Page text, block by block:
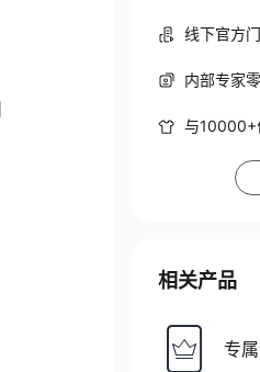
线下官方
内部专家
与10000+
相关产品
专